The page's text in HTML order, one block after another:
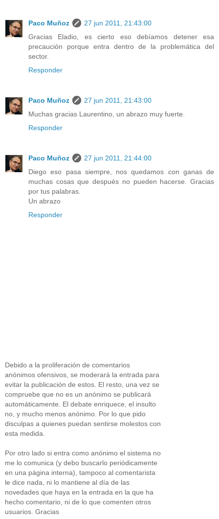
Paco Muñoz
27 jun 2011, 21:43:00
Gracias Eladio, es cierto eso debíamos detener esa
precaución porque entra dentro de la problemática del
sector.
Responder
Paco Muñoz
27 jun 2011, 21:43:00
Muchas gracias Laurentino, un abrazo muy fuerte.
Responder
Paco Muñoz
27 jun 2011, 21:44:00
Diego eso pasa siempre, nos quedamos con ganas de
muchas cosas que después no pueden hacerse. Gracias
por tus palabras.
Un abrazo
Responder
Debido a la proliferación de comentarios
anónimos ofensivos, se moderará la entrada para
evitar la publicación de estos. El resto, una vez se
compruebe que no es un anónimo se publicará
automáticamente. El debate enriquece, el insulto
no, y mucho menos anónimo. Por lo que pido
disculpas a quienes puedan sentirse molestos con
esta medida.
Por otro lado si entra como anónimo el sistema no
me lo comunica (y debo buscarlo periódicamente
en una página interna), tampoco al comentarista
le dice nada, ni lo mantiene al día de las
novedades que haya en la entrada en la que ha
hecho comentario, ni de lo que comenten otros
usuarios. Gracias